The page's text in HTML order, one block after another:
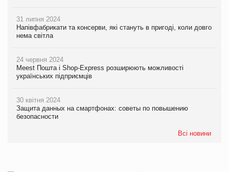
31 липня 2024
Напівфабрикати та консерви, які стануть в пригоді, коли довго
нема світла
24 червня 2024
Meest Пошта і Shop-Express розширюють можливості
українських підприємців
30 квітня 2024
Защита данных на смартфонах: советы по повышению
безопасности
Всі новини